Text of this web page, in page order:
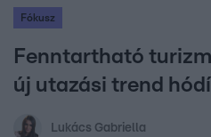
Fókusz
Fenntartható
új utazási trend
Lukács Gabriella